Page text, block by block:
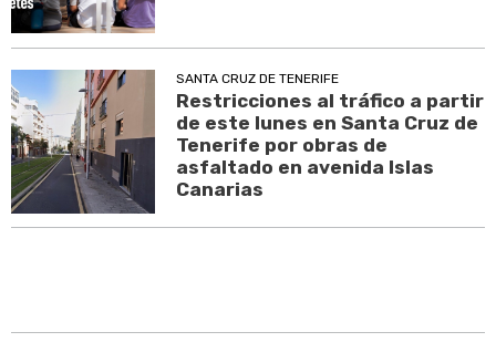
SANTA CRUZ DE TENERIFE
Restricciones al tráfico a partir
de este lunes en Santa Cruz de
Tenerife por obras de
asfaltado en avenida Islas
Canarias